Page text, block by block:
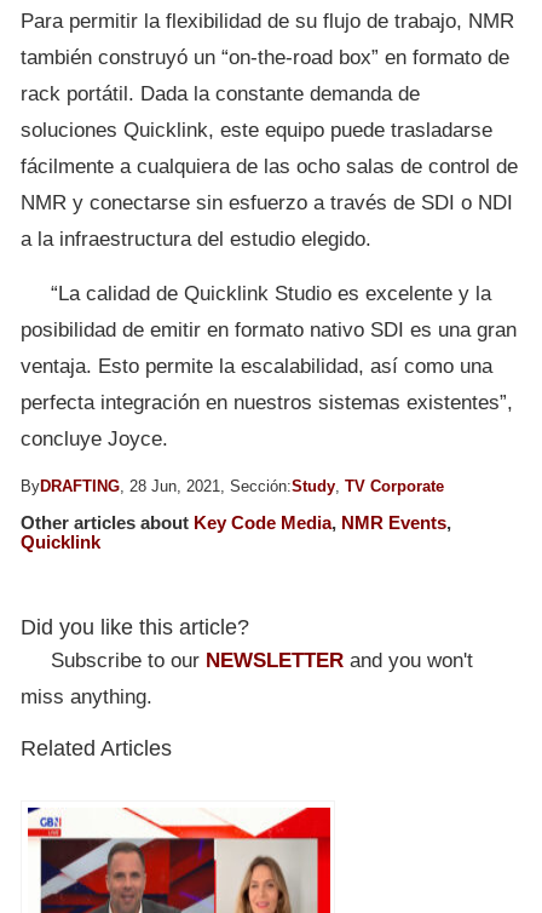
Para permitir la flexibilidad de su flujo de trabajo, NMR
también construyó un “on-the-road box” en formato de
rack portátil. Dada la constante demanda de
soluciones Quicklink, este equipo puede trasladarse
fácilmente a cualquiera de las ocho salas de control de
NMR y conectarse sin esfuerzo a través de SDI o NDI
a la infraestructura del estudio elegido.
“La calidad de Quicklink Studio es excelente y la
posibilidad de emitir en formato nativo SDI es una gran
ventaja. Esto permite la escalabilidad, así como una
perfecta integración en nuestros sistemas existentes”,
concluye Joyce.
ByDRAFTING, 28 Jun, 2021, Sección:Study, TV Corporate
Other articles about Key Code Media, NMR Events,
Quicklink
Did you like this article?
Subscribe to our NEWSLETTER and you won't
miss anything.
Related Articles